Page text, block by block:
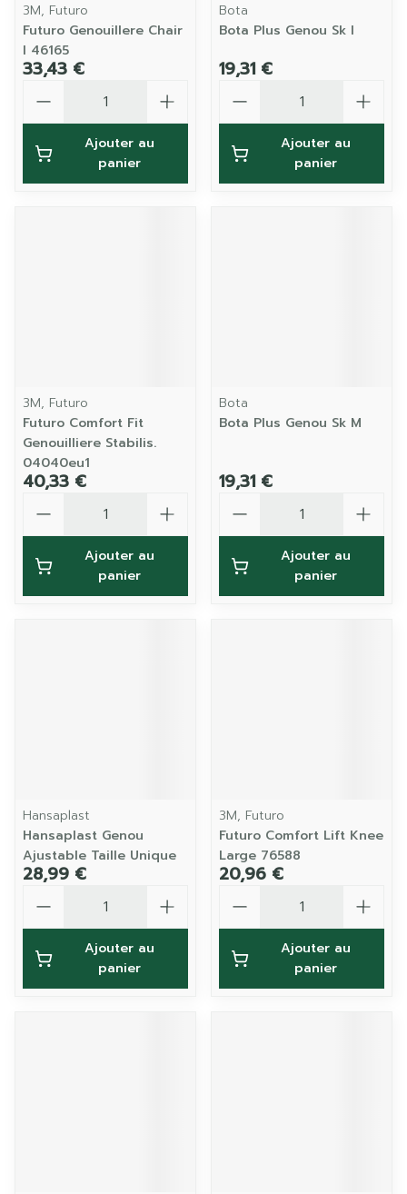
3M, Futuro
Futuro Genouillere Chair
l 46165
33,43 €
Ajouter au
panier
Bota
Bota Plus Genou Sk l
19,31 €
Ajouter au
panier
3M, Futuro
Futuro Comfort Fit
Genouilliere Stabilis.
04040eu1
40,33 €
Ajouter au
panier
Bota
Bota Plus Genou Sk M
19,31 €
Ajouter au
panier
Hansaplast
Hansaplast Genou
Ajustable Taille Unique
28,99 €
Ajouter au
panier
3M, Futuro
Futuro Comfort Lift Knee
Large 76588
20,96 €
Ajouter au
panier